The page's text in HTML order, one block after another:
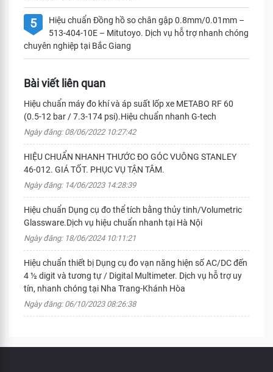
5
Hiệu chuẩn Đồng hồ so chân gập 0.8mm/0.01mm –
513-404-10E – Mitutoyo. Dịch vụ hỗ trợ nhanh chóng
chuyên nghiệp tại Bắc Giang
Bài viết liên quan
Hiệu chuẩn máy đo khí và áp suất lốp xe METABO RF 60
(0.5-12 bar / 7.3-174 psi).Hiệu chuẩn nhanh G-tech
Ngày đăng: 08/06/2022 10:27:42
HIỆU CHUẨN NHANH THƯỚC ĐO GÓC VUÔNG STANLEY
46-012. GIÁ TỐT. PHỤC VỤ TẬN TÂM.
Ngày đăng: 14/06/2023 14:28:39
Hiệu chuẩn Dụng cụ đo thể tích bằng thủy tinh/Volumetric
Glassware.Dịch vụ hiệu chuẩn nhanh tại Hà Nội
Ngày đăng: 18/06/2024 10:11:21
Hiệu chuẩn thiết bị Dụng cụ đo vạn năng hiện số AC/DC đến
4 ½ digit và tương tự / Digital Multimeter. Dịch vụ hỗ trợ uy
tín, nhanh chóng tại Nha Trang-Khánh Hòa
Ngày đăng: 06/10/2023 08:26:38